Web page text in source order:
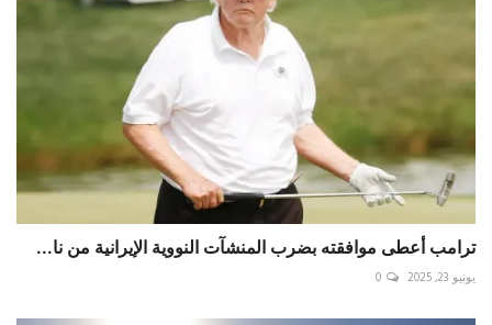
ترامب أعطى موافقته بضرب المنشآت النووية الإيرانية من نا...
يونيو 23, 2025 0